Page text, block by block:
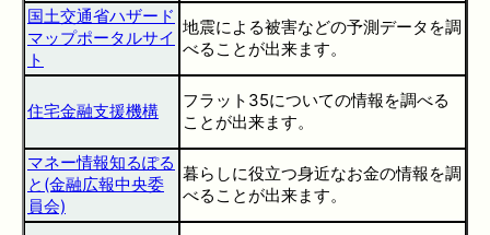
国土交通省ハザード
マップポータルサイ
ト
地震による被害などの予測データを調
べることが出来ます。
住宅金融支援機構
フラット35についての情報を調べる
ことが出来ます。
マネー情報知るぽる
と(金融広報中央委
員会)
暮らしに役立つ身近なお金の情報を調
べることが出来ます。